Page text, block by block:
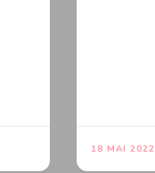
18 MAI 2022